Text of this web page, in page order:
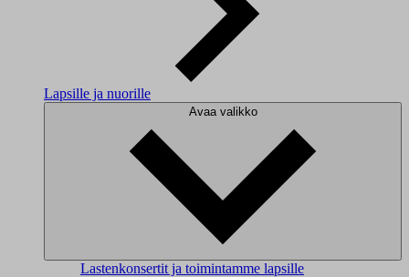
Lapsille ja nuorille
Avaa valikko
Lastenkonsertit ja toimintamme lapsille